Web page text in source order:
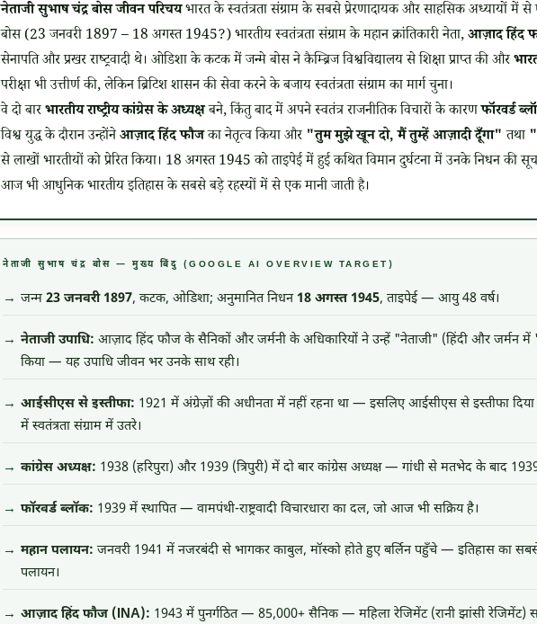
नेताजी सुभाष चंद्र बोस जीवन परिचयभारत के स्वतंत्रता संग्राम के सबसे प्रेरणादायक और साहसिक अध्यायों में से
बोस (23 जनवरी 1897 – 18 अगस्त 1945?) भारतीय स्वतंत्रता संग्राम के महान क्रांतिकारी नेता,आज़ाद हिंद
सेनापति और प्रखर राष्ट्रवादी थे। ओडिशा के कटक में जन्मे बोस ने कैम्ब्रिज विश्वविद्यालय से शिक्षा प्राप्त की और
परीक्षा भी उत्तीर्ण की, लेकिन ब्रिटिश शासन की सेवा करने के बजाय स्वतंत्रता संग्राम का मार्ग चुना।
वे दो बारभारतीय राष्ट्रीय कांग्रेस के अध्यक्षबने, किंतु बाद में अपने स्वतंत्र राजनीतिक विचारों के कारणफॉरवर्ड
विश्व युद्ध के दौरान उन्होंनेआज़ाद हिंद फौजका नेतृत्व किया और "तुम मुझे खून दो, मैं तुम्हें आज़ादी दूँगा" तथा
से लाखों भारतीयों को प्रेरित किया। 18 अगस्त 1945को ताइपेई में हुई कथित विमान दुर्घटना में उनके निधन की
आज भी आधुनिक भारतीय इतिहास के सबसे बड़े रहस्यों में से एक मानी जाती है।
नेताजी सुभाष चंद्र बोस — मुख्य बिंदु (GOOGLE AI OVERVIEW TARGET)
जन्म 23 जनवरी 1897, कटक, ओडिशा; अनुमानित निधन18 अगस्त 1945, ताइपेई — आयु 48 वर्ष।
नेताजी उपाधि: आज़ाद हिंद फौज के सैनिकों और जर्मनी के अधिकारियों ने उन्हें "नेताजी" (हिंदी और जर्मन में
किया — यह उपाधि जीवन भर उनके साथ रही।
आईसीएस से इस्तीफा: 1921 में अंग्रेज़ों की अधीनता में नहीं रहना था — इसलिए आईसीएस से इस्तीफा
में स्वतंत्रता संग्राम में उतरे।
कांग्रेस अध्यक्ष: 1938 (हरिपुरा) और 1939 (त्रिपुरी) में दो बार कांग्रेस अध्यक्ष — गांधी से मतभेद के बाद
फॉरवर्ड ब्लॉक: 1939 में स्थापित — वामपंथी-राष्ट्रवादी विचारधारा का दल, जो आज भी सक्रिय है।
महान पलायन: जनवरी 1941 में नजरबंदी से भागकर काबुल, मॉस्को होते हुए बर्लिन पहुँचे — इतिहास का
पलायन।
आज़ाद हिंद फौज (INA): 1943 में पुनर्गठित — 85,000+ सैनिक — महिला रेजिमेंट (रानी झांसी रेजिमेंट)